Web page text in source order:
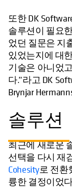
또한 DK
솔루션이 필요
었던 질문은 지
있었는지에 대
기술은 아니었
다.”라고 DK
Brynjar
솔루션
최근에 새로운
선택을 다시 재
Cohesity로 전환
륭한 결정이었